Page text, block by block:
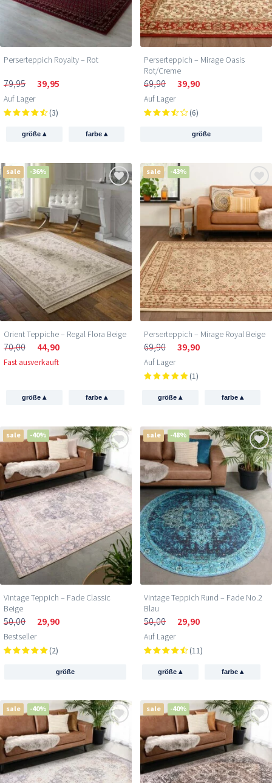
Perserteppich Royalty – Rot
79,95 39,95
Auf Lager
(3)
größe▴ farbe ▴
Perserteppich – Mirage Oasis
Rot/Creme
69,90 39,90
Auf Lager
(6)
größe
sale -36%
Orient Teppiche – Regal Flora Beige
70,00 44,90
Fast ausverkauft
größe▴ farbe ▴
sale -43%
Perserteppich – Mirage Royal Beige
69,90 39,90
Auf Lager
(1)
größe▴ farbe ▴
sale -40%
Vintage Teppich – Fade Classic
Beige
50,00 29,90
Bestseller
(2)
größe
sale -48%
Vintage Teppich Rund – Fade No.2
Blau
50,00 29,90
Auf Lager
(11)
größe▴ farbe ▴
sale -40% sale -40%